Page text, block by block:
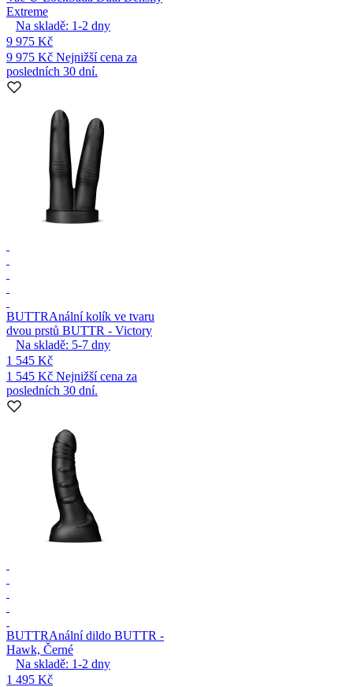
Extreme
Na skladě: 1-2 dny
9 975 Kč
9 975 Kč Nejnižší cena za
posledních 30 dní.
BUTTRAnální kolík ve tvaru
dvou prstů BUTTR - Victory
Na skladě: 5-7 dny
1 545 Kč
1 545 Kč Nejnižší cena za
posledních 30 dní.
BUTTRAnální dildo BUTTR -
Hawk, Černé
Na skladě: 1-2 dny
1 495 Kč